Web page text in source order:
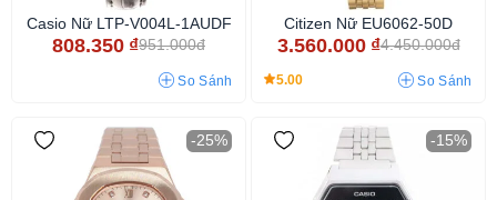
Casio Nữ LTP-V004L-1AUDF
808.350 ₫951.000đ
So Sánh
Citizen Nữ EU6062-50D
3.560.000 ₫4.450.000đ
5.00 So Sánh
-25% -15%